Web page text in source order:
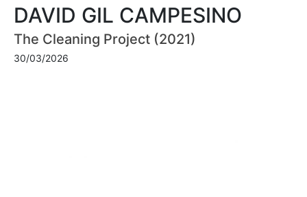
DAVID GIL CAMPESINO
The Cleaning Project (2021)
30/03/2026